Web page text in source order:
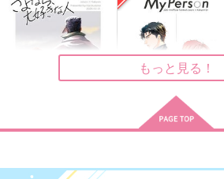
空条承太郎×花京院典明
サンプル
空条承太郎×花京院典明
サンプル
作品詳細
海宙時計
COIA
もっと見る！